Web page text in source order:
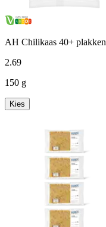
AH Chilikaas 40+ plakken
2.69
150 g
Kies